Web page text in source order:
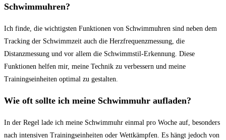
Schwimmuhren?
Ich finde, die‌ wichtigsten Funktionen von ⁤Schwimmuhren sind neben dem
Tracking der Schwimmzeit auch die Herzfrequenzmessung,⁣ die⁢
Distanzmessung und⁤ vor allem die Schwimmstil-Erkennung. Diese
Funktionen‍ helfen mir, meine Technik zu verbessern und meine
Trainingseinheiten optimal​ zu gestalten.
Wie oft sollte ich ‌meine Schwimmuhr aufladen?
In der Regel lade ich meine Schwimmuhr einmal pro Woche ‍auf, besonders
nach intensiven Trainingseinheiten oder Wettkämpfen.⁣ Es hängt jedoch von